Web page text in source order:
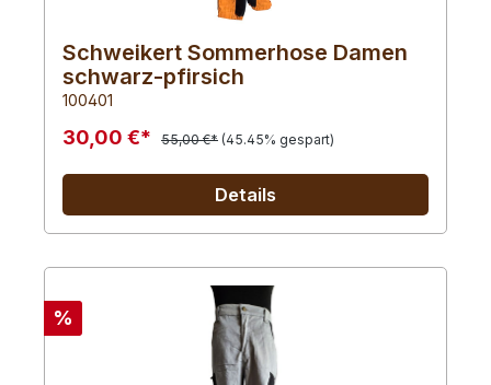
Schweikert Sommerhose Damen
schwarz-pfirsich
100401
30,00 €* 55,00 €* (45.45% gespart)
Details
%